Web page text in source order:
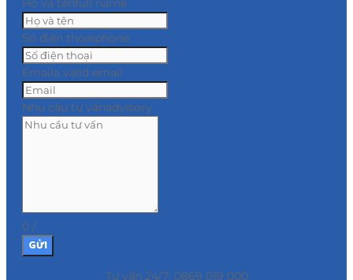
Họ và tênfull name
Số điện thoạiphone
Emaila valid email
Nhu cầu tư vấnadvisory
0 /
GỬI
Tư vấn 24/7: 0869 019 000